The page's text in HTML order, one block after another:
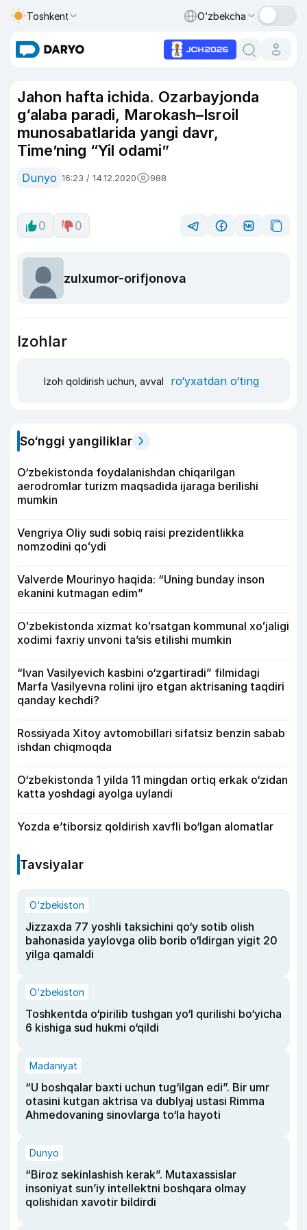
Toshkent O‘zbekcha
Jahon hafta ichida. Ozarbayjonda
g‘alaba paradi, Marokash–Isroil
munosabatlarida yangi davr,
Time’ning “Yil odami”
Dunyo 16:23 / 14.12.2020 988
0 0
zulxumor-orifjonova
Izohlar
Izoh qoldirish uchun, avval ro‘yxatdan o‘ting
So‘nggi yangiliklar
O‘zbekistonda foydalanishdan chiqarilgan
aerodromlar turizm maqsadida ijaraga berilishi
mumkin
Vengriya Oliy sudi sobiq raisi prezidentlikka
nomzodini qoʻydi
Valverde Mourinyo haqida: “Uning bunday inson
ekanini kutmagan edim”
Oʻzbekistonda xizmat koʻrsatgan kommunal xoʻjaligi
xodimi faxriy unvoni taʼsis etilishi mumkin
“Ivan Vasilyevich kasbini o‘zgartiradi” filmidagi
Marfa Vasilyevna rolini ijro etgan aktrisaning taqdiri
qanday kechdi?
Rossiyada Xitoy avtomobillari sifatsiz benzin sabab
ishdan chiqmoqda
O‘zbekistonda 1 yilda 11 mingdan ortiq erkak o‘zidan
katta yoshdagi ayolga uylandi
Yozda e’tiborsiz qoldirish xavfli bo‘lgan alomatlar
Tavsiyalar
O‘zbekiston
Jizzaxda 77 yoshli taksichini qo‘y sotib olish
bahonasida yaylovga olib borib o‘ldirgan yigit 20
yilga qamaldi
O‘zbekiston
Toshkentda o‘pirilib tushgan yo‘l qurilishi bo‘yicha
6 kishiga sud hukmi o‘qildi
Madaniyat
“U boshqalar baxti uchun tug‘ilgan edi”. Bir umr
otasini kutgan aktrisa va dublyaj ustasi Rimma
Ahmedovaning sinovlarga to‘la hayoti
Dunyo
“Biroz sekinlashish kerak”. Mutaxassislar
insoniyat sun’iy intellektni boshqara olmay
qolishidan xavotir bildirdi